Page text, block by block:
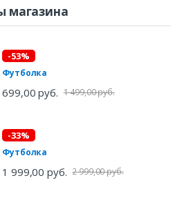
магазина
-53%
Футболка
699,00 руб. 1 499,00 руб.
-33%
Футболка
1 999,00 руб. 2 999,00 руб.